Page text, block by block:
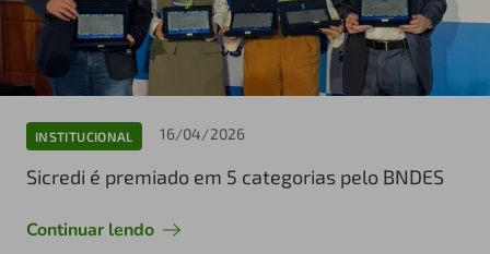
INSTITUCIONAL 16/04/2026
Sicredi é premiado em 5 categorias pelo BNDES
Continuar lendo